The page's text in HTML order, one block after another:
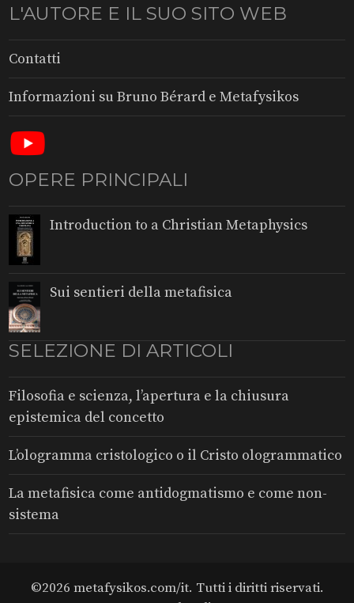
L'AUTORE E IL SUO SITO WEB
Contatti
Informazioni su Bruno Bérard e Metafysikos
OPERE PRINCIPALI
Introduction to a Christian Metaphysics
Sui sentieri della metafisica
SELEZIONE DI ARTICOLI
Filosofia e scienza, l’apertura e la chiusura
epistemica del concetto
L’ologramma cristologico o il Cristo ologrammatico
La metafisica come antidogmatismo e come non-
sistema
©2026 metafysikos.com/it. Tutti i diritti riservati.